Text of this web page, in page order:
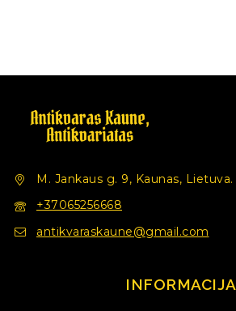
M. Jankaus g. 9, Kaunas, Lietuva.
+37065256668
antikvaraskaune@gmail.com
INFORMACIJA